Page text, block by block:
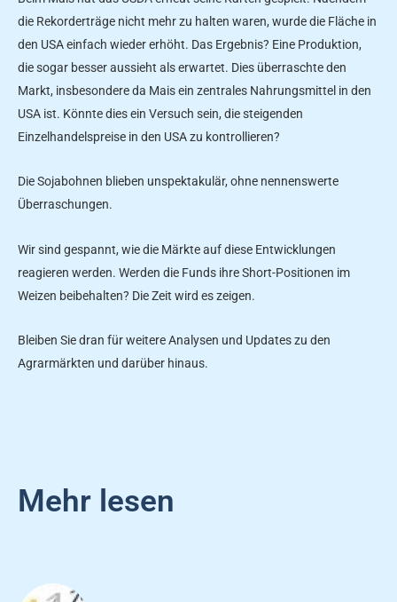
die Rekorderträge nicht mehr zu halten waren, wurde die Fläche in
den USA einfach wieder erhöht. Das Ergebnis? Eine Produktion,
die sogar besser aussieht als erwartet. Dies überraschte den
Markt, insbesondere da Mais ein zentrales Nahrungsmittel in den
USA ist. Könnte dies ein Versuch sein, die steigenden
Einzelhandelspreise in den USA zu kontrollieren?
Die Sojabohnen blieben unspektakulär, ohne nennenswerte
Überraschungen.
Wir sind gespannt, wie die Märkte auf diese Entwicklungen
reagieren werden. Werden die Funds ihre Short-Positionen im
Weizen beibehalten? Die Zeit wird es zeigen.
Bleiben Sie dran für weitere Analysen und Updates zu den
Agrarmärkten und darüber hinaus.
Mehr lesen